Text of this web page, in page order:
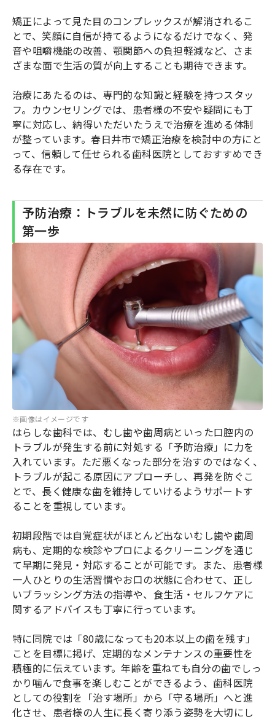
矯正によって見た目のコンプレックスが解消されるこ
とで、笑顔に自信が持てるようになるだけでなく、発
音や咀嚼機能の改善、顎関節への負担軽減など、さま
ざまな面で生活の質が向上することも期待できます。
治療にあたるのは、専門的な知識と経験を持つスタッ
フ。カウンセリングでは、患者様の不安や疑問にも丁
寧に対応し、納得いただいたうえで治療を進める体制
が整っています。春日井市で矯正治療を検討中の方にと
って、信頼して任せられる歯科医院としておすすめでき
る存在です。
予防治療：トラブルを未然に防ぐための
第一歩
※画像はイメージです
はらしな歯科では、むし歯や歯周病といった口腔内の
トラブルが発生する前に対処する「予防治療」に力を
入れています。ただ悪くなった部分を治すのではなく、
トラブルが起こる原因にアプローチし、再発を防ぐこ
とで、長く健康な歯を維持していけるようサポートす
ることを重視しています。
初期段階では自覚症状がほとんど出ないむし歯や歯周
病も、定期的な検診やプロによるクリーニングを通じ
て早期に発見・対応することが可能です。また、患者様
一人ひとりの生活習慣やお口の状態に合わせて、正し
いブラッシング方法の指導や、食生活・セルフケアに
関するアドバイスも丁寧に行っています。
特に同院では「80歳になっても20本以上の歯を残す」
ことを目標に掲げ、定期的なメンテナンスの重要性を
積極的に伝えています。年齢を重ねても自分の歯でしっ
かり噛んで食事を楽しむことができるよう、歯科医院
としての役割を「治す場所」から「守る場所」へと進
化させ、患者様の人生に長く寄り添う姿勢を大切にし